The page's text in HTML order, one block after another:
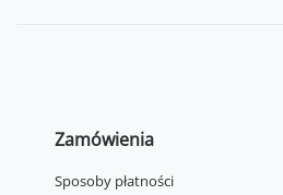
Zamówienia
Sposoby płatności